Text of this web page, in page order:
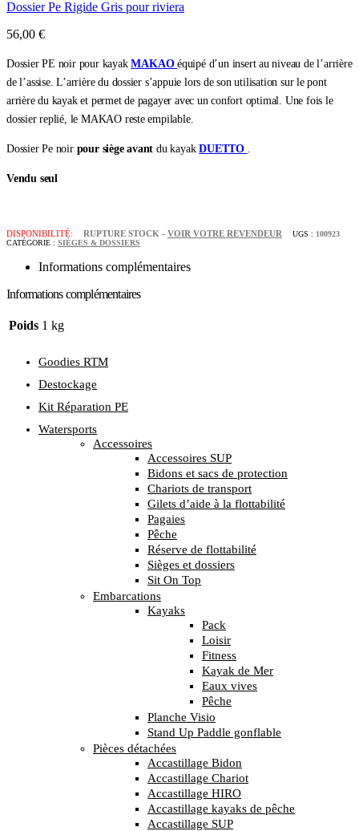
Dossier Pe Rigide Gris pour riviera
56,00 €
Dossier PE noir pour kayakMAKAOéquipé d’un insert au niveau de l’arrière
de l’assise. L’arrière du dossier s’appuie lors de son utilisation sur le pont
arrière du kayak et permet de pagayer avec un confort optimal. Une fois le
dossier replié, le MAKAO reste empilable.
Dossier Pe noir pour siège avant du kayakDUETTO
Vendu seul
DISPONIBILITÉ: RUPTURE STOCK - VOIR VOTRE REVENDEUR UGS : 100923
CATÉGORIE : SIÈGES & DOSSIERS
Informations complémentaires
Informations complémentaires
Poids 1 kg
Goodies RTM
Destockage
Kit Réparation PE
Watersports
Accessoires
Accessoires SUP
Bidons et sacs de protection
Chariots de transport
Gilets d’aide à la flottabilité
Pagaies
Pêche
Réserve de flottabilité
Sièges et dossiers
Sit On Top
Embarcations
Kayaks
Pack
Loisir
Fitness
Kayak de Mer
Eaux vives
Pêche
Planche Visio
Stand Up Paddle gonflable
Pièces détachées
Accastillage Bidon
Accastillage Chariot
Accastillage HIRO
Accastillage kayaks de pêche
Accastillage SUP